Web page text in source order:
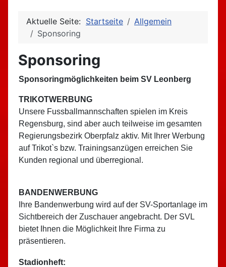
Aktuelle Seite: Startseite
Allgemein
Sponsoring
Sponsoring
Sponsoringmöglichkeiten beim SV Leonberg
TRIKOTWERBUNG
Unsere Fussballmannschaften spielen im Kreis
Regensburg, sind aber auch teilweise im gesamten
Regierungsbezirk Oberpfalz aktiv. Mit Ihrer Werbung
auf Trikot`s bzw. Trainingsanzügen erreichen Sie
Kunden regional und überregional.
BANDENWERBUNG
Ihre Bandenwerbung wird auf der SV-Sportanlage im
Sichtbereich der Zuschauer angebracht. Der SVL
bietet Ihnen die Möglichkeit Ihre Firma zu
präsentieren.
Stadionheft: